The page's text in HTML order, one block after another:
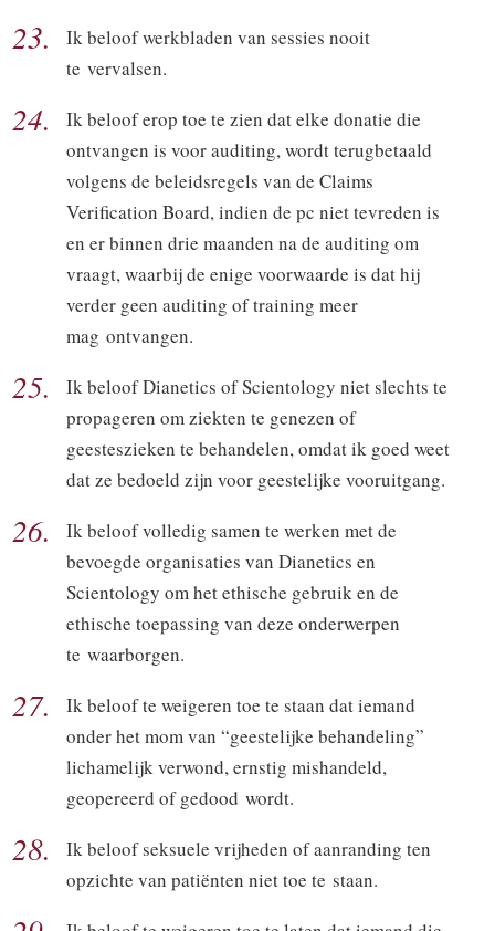
23.
Ik beloof werkbladen van sessies nooit
te vervalsen.
24.
Ik beloof erop toe te zien dat elke donatie die
ontvangen is voor auditing, wordt terugbetaald
volgens de beleidsregels van de Claims
Verification Board, indien de pc niet tevreden is
en er binnen drie maanden na de auditing om
vraagt, waarbij de enige voorwaarde is dat hij
verder geen auditing of training meer
mag ontvangen.
25.
Ik beloof Dianetics of Scientology niet slechts te
propageren om ziekten te genezen of
geesteszieken te behandelen, omdat ik goed weet
dat ze bedoeld zijn voor geestelijke vooruitgang.
26.
Ik beloof volledig samen te werken met de
bevoegde organisaties van Dianetics en
Scientology om het ethische gebruik en de
ethische toepassing van deze onderwerpen
te waarborgen.
27.
Ik beloof te weigeren toe te staan dat iemand
onder het mom van “geestelijke behandeling”
lichamelijk verwond, ernstig mishandeld,
geopereerd of gedood wordt.
28.
Ik beloof seksuele vrijheden of aanranding ten
opzichte van patiënten niet toe te staan.